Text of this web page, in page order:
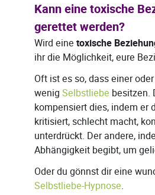
Kann eine toxische
gerettet werden?
Wird eine toxische
ihr die Möglichkeit, eure
Oft ist es so, dass einer
wenig Selbstliebe besitzen.
kompensiert dies, indem er
kritisiert, schlecht macht,
unterdrückt. Der andere,
Abhängigkeit begibt, um
Oder du gönnst dir eine
Selbstliebe-Hypnose.